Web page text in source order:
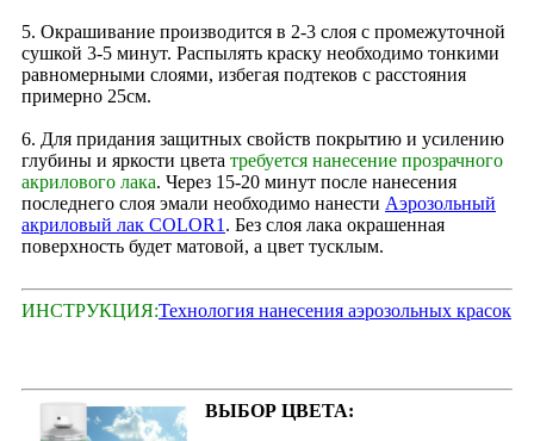
5. Окрашивание производится в 2‑3 слоя с промежуточной
сушкой 3-5 минут. Распылять краску необходимо тонкими
равномерными слоями, избегая подтеков с расстояния
примерно 25см.
6. Для придания защитных свойств покрытию и усилению
глубины и яркости цвета требуется нанесение прозрачного
акрилового лака. Через 15‑20 минут после нанесения
последнего слоя эмали необходимо нанести Аэрозольный
акриловый лак COLOR1 . Без слоя лака окрашенная
поверхность будет матовой, а цвет тусклым.
ИНСТРУКЦИЯ:Технология нанесения аэрозольных красок
ВЫБОР ЦВЕТА: